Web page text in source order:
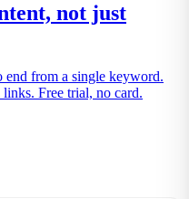
not just
end from a single keyword.
Free trial, no card.